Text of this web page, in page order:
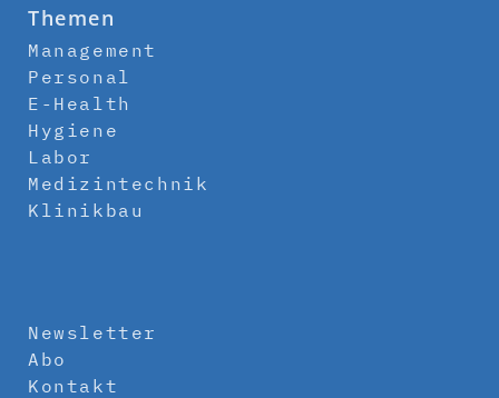
Themen
Management
Personal
E-Health
Hygiene
Labor
Medizintechnik
Klinikbau
Newsletter
Abo
Kontakt